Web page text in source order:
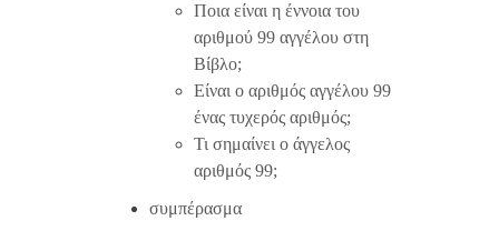
Ποια είναι η έννοια του
αριθμού 99 αγγέλου στη
Βίβλο;
Είναι ο αριθμός αγγέλου 99
ένας τυχερός αριθμός;
Τι σημαίνει ο άγγελος
αριθμός 99;
συμπέρασμα